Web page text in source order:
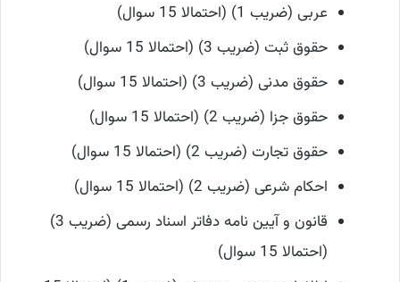
عربی (ضریب 1) (احتمالا 15 سوال)
حقوق ثبت (ضریب 3) (احتمالا 15 سوال)
حقوق مدنی (ضریب 3) (احتمالا 15 سوال)
حقوق جزا (ضریب 2) (احتمالا 15 سوال)
حقوق تجارت (ضریب 2) (احتمالا 15 سوال)
احکام شرعی (ضریب 2) (احتمالا 15 سوال)
قانون و آیین نامه دفاتر اسناد رسمی (ضریب 3)
(احتمالا 15 سوال)